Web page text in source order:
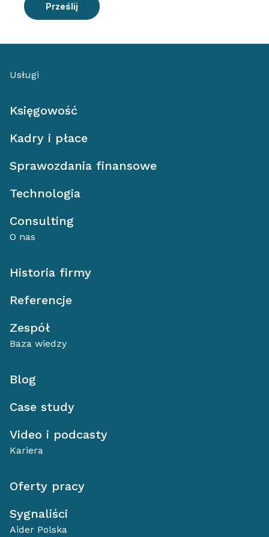
Prześlij
Usługi
Księgowość
Kadry i płace
Sprawozdania finansowe
Technologia
Consulting
O nas
Historia firmy
Referencje
Zespół
Baza wiedzy
Blog
Case study
Video i podcasty
Kariera
Oferty pracy
Sygnaliści
Aider Polska